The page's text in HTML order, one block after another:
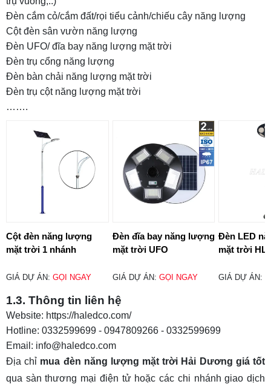
Đèn cắm cỏ/cắm đất/rọi tiểu cảnh/chiếu cây năng lượng
Cột đèn sân vườn năng lượng
Đèn UFO/ đĩa bay năng lượng mặt trời
Đèn trụ cổng năng lượng
Đèn bàn chải năng lượng mặt trời
Đèn trụ cột năng lượng mặt trời
…….
Cột đèn năng lượng
mặt trời 1 nhánh
GIÁ DỰ ÁN: GỌI NGAY
Đèn đĩa bay năng lượng
mặt trời UFO
GIÁ DỰ ÁN: GỌI NGAY
Đèn LED
mặt trời
GIÁ DỰ ÁN:
1.3. Thông tin liên hệ
Website: https://haledco.com/
Hotline: 0332599699 - 0947809266 - 0332599699
Email: info@haledco.com
Địa chỉ mua đèn năng lượng mặt trời Hải Dương giá tốt
qua sàn thương mại điện tử hoặc các chi nhánh giao dịch